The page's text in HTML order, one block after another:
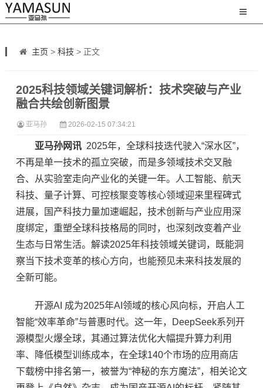
主页 > 科技 > 正文
2025科技领域关键词解析：技术突破与产业
融合共绘创新图景
亚马孙 2026-02-15 07:34:21
亚马孙网讯 2025年，全球科技迭代驶入“深水区”，
不再是单一技术的孤立突破，而是多领域技术交叉融
合、从实验室走向产业化的关键一年。人工智能、航天
科技、量子计算、可控核聚变等核心领域迎来里程碑式
进展，国产科技力量加速崛起，技术创新与产业应用深
度绑定，重塑全球科技格局的同时，也深刻改变着产业
生态与日常生活。解读2025年科技领域关键词，既能洞
察当下技术变革的核心方向，也能预见未来科技发展的
全新可能。
开源AI 成为2025年AI领域的核心风向标，开启人工
智能“效率革命”与普惠时代。这一年，DeepSeek系列开
源模型火爆全球，其通过算法优化大幅提升算力利用
率、降低模型训练成本，在全球140个市场的应用商店
下载榜中排名第一，被誉为“神秘的东方魔法”，相关论文